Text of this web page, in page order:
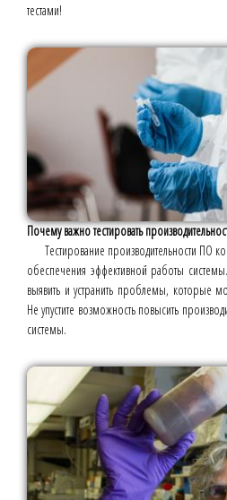
тестами!
Почему важно тестировать
Тестирование производительности ПО
обеспечения эффективной работы
выявить и устранить проблемы, которые
Не упустите возможность повысить
системы.